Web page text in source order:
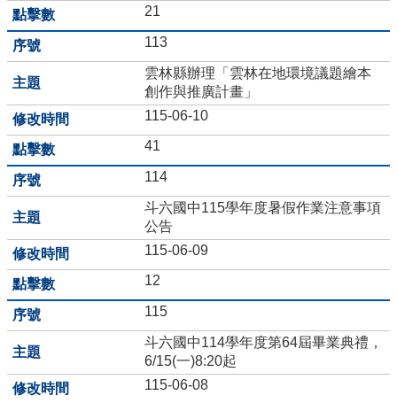
斗
六
國
中
英
語
口
說
展
能
區
Bilingual
Education
教
育
學
校
衛
21
113
雲林縣辦理「雲林在地環境議題繪本
創作與推廣計畫」
115-06-10
41
114
斗六國中115學年度暑假作業注意事項
公告
115-06-09
12
115
斗六國中114學年度第64屆畢業典禮，
6/15(一)8:20起
115-06-08